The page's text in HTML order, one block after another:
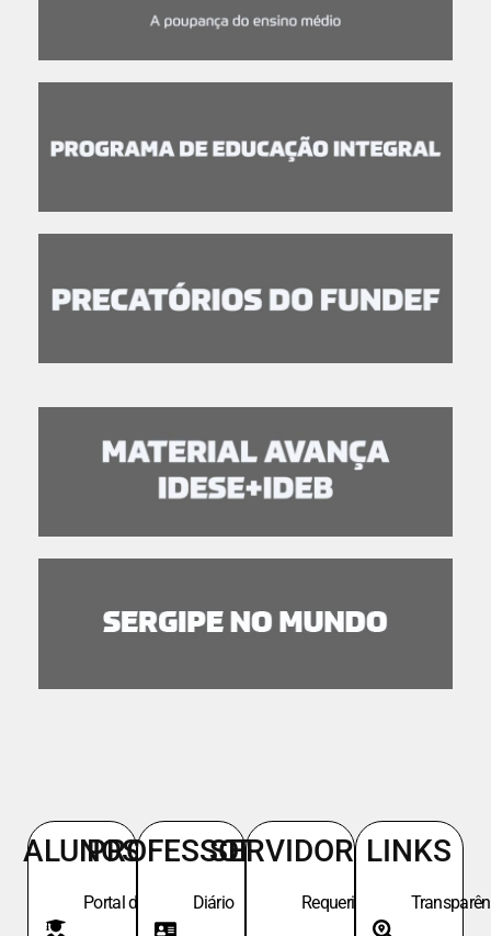
ALUNOS
Portal do
PROFESSORES
Diário
SERVIDORES
Requeri.
LINKS